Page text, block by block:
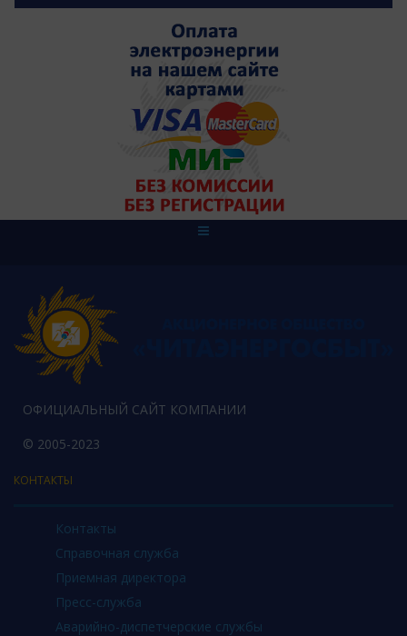
ОФИЦИАЛЬНЫЙ САЙТ КОМПАНИИ
© 2005-2023
КОНТАКТЫ
Контакты
Справочная служба
Приемная директора
Пресс-служба
Аварийно-диспетчерские службы